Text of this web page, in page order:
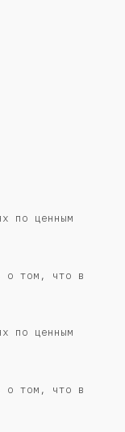
по ценным
о том, что в
по ценным
о том, что в